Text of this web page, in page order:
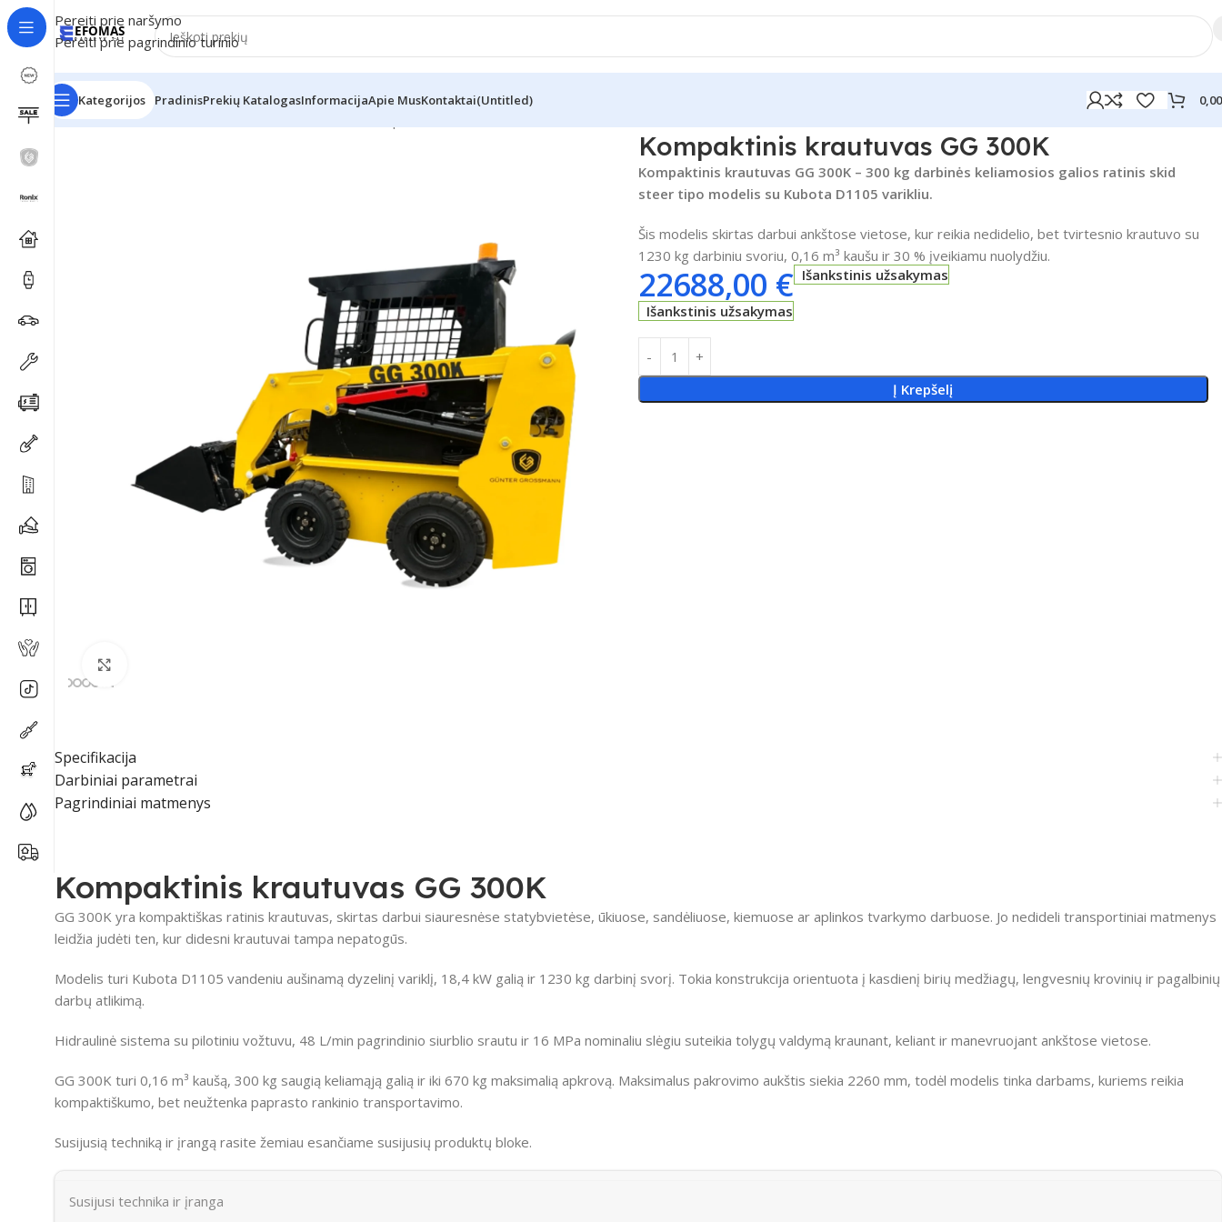
Pereiti prie naršymo
Pereiti prie pagrindinio turinio
Kategorijos PradinisPrekių KatalogasInformacijaApie MusKontaktai(Untitled)
Pradžia Günter Grossmann technika
Kompaktinis krautuvas GG 300K
Kompaktinis krautuvas GG 300K – 300 kg darbinės keliamosios galios ratinis skid
steer tipo modelis su Kubota D1105 varikliu.
Šis modelis skirtas darbui ankštose vietose, kur reikia nedidelio, bet tvirtesnio krautuvo su
1230 kg darbiniu svoriu, 0,16 m³ kaušu ir 30 % įveikiamu nuolydžiu.
22688,00 € Išankstinis užsakymas
Išankstinis užsakymas
Į Krepšelį
Specifikacija
Darbiniai parametrai
Pagrindiniai matmenys
Kompaktinis krautuvas GG 300K
GG 300K yra kompaktiškas ratinis krautuvas, skirtas darbui siauresnėse statybvietėse, ūkiuose, sandėliuose, kiemuose ar aplinkos tvarkymo darbuose. Jo nedideli transportiniai matmenys
leidžia judėti ten, kur didesni krautuvai tampa nepatogūs.
Modelis turi Kubota D1105 vandeniu aušinamą dyzelinį variklį, 18,4 kW galią ir 1230 kg darbinį svorį. Tokia konstrukcija orientuota į kasdienį birių medžiagų, lengvesnių krovinių ir pagalbinių
darbų atlikimą.
Hidraulinė sistema su pilotiniu vožtuvu, 48 L/min pagrindinio siurblio srautu ir 16 MPa nominaliu slėgiu suteikia tolygų valdymą kraunant, keliant ir manevruojant ankštose vietose.
GG 300K turi 0,16 m³ kaušą, 300 kg saugią keliamąją galią ir iki 670 kg maksimalią apkrovą. Maksimalus pakrovimo aukštis siekia 2260 mm, todėl modelis tinka darbams, kuriems reikia
kompaktiškumo, bet neužtenka paprasto rankinio transportavimo.
Susijusią techniką ir įrangą rasite žemiau esančiame susijusių produktų bloke.
Susijusi technika ir įranga